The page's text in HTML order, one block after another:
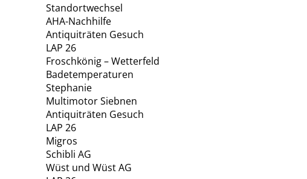
Standortwechsel
AHA-Nachhilfe
Antiquiträten Gesuch
LAP 26
Froschkönig – Wetterfeld
Badetemperaturen
Stephanie
Multimotor Siebnen
Antiquiträten Gesuch
LAP 26
Migros
Schibli AG
Wüst und Wüst AG